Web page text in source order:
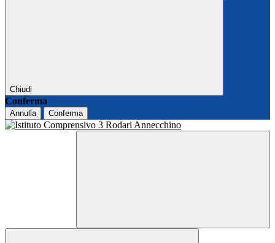
Chiudi
Conferma
Annulla Conferma